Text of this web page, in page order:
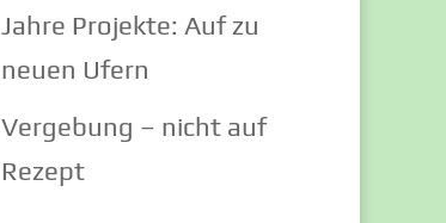
Jahre Projekte: Auf zu
neuen Ufern
Vergebung – nicht auf
Rezept